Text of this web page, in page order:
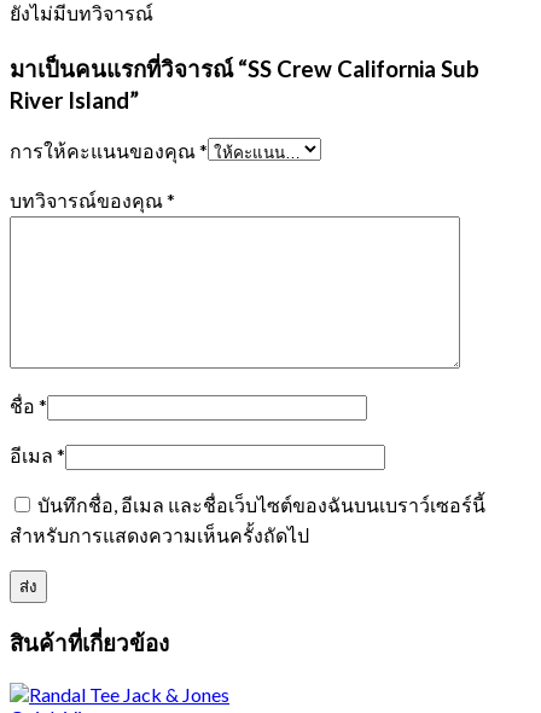
ยังไม่มีบทวิจารณ์
มาเป็นคนแรกที่วิจารณ์ “SS Crew California Sub
River Island”
การให้คะแนนของคุณ*
บทวิจารณ์ของคุณ*
ชื่อ *
อีเมล *
บันทึกชื่อ, อีเมล และชื่อเว็บไซต์ของฉันบนเบราว์เซอร์นี้
สำหรับการแสดงความเห็นครั้งถัดไป
สินค้าที่เกี่ยวข้อง